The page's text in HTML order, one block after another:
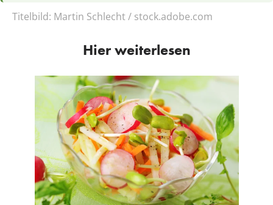
Titelbild: Martin Schlecht / stock.adobe.com
Hier weiterlesen